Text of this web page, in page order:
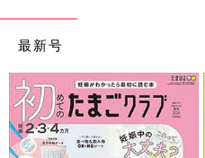
PROFILE
働く親のネットワーク「保育園
保育ジャーナリスト、大学講師
ついての著述・講演活動などを
園・こども園の選び方』（ひと
最新号